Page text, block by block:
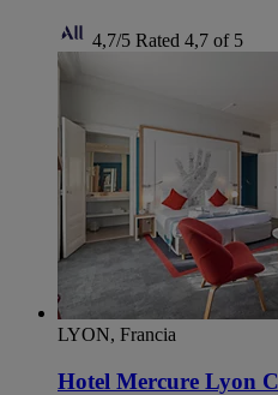
4,7/5 Rated 4,7 of 5
LYON, Francia
Hotel Mercure Lyon